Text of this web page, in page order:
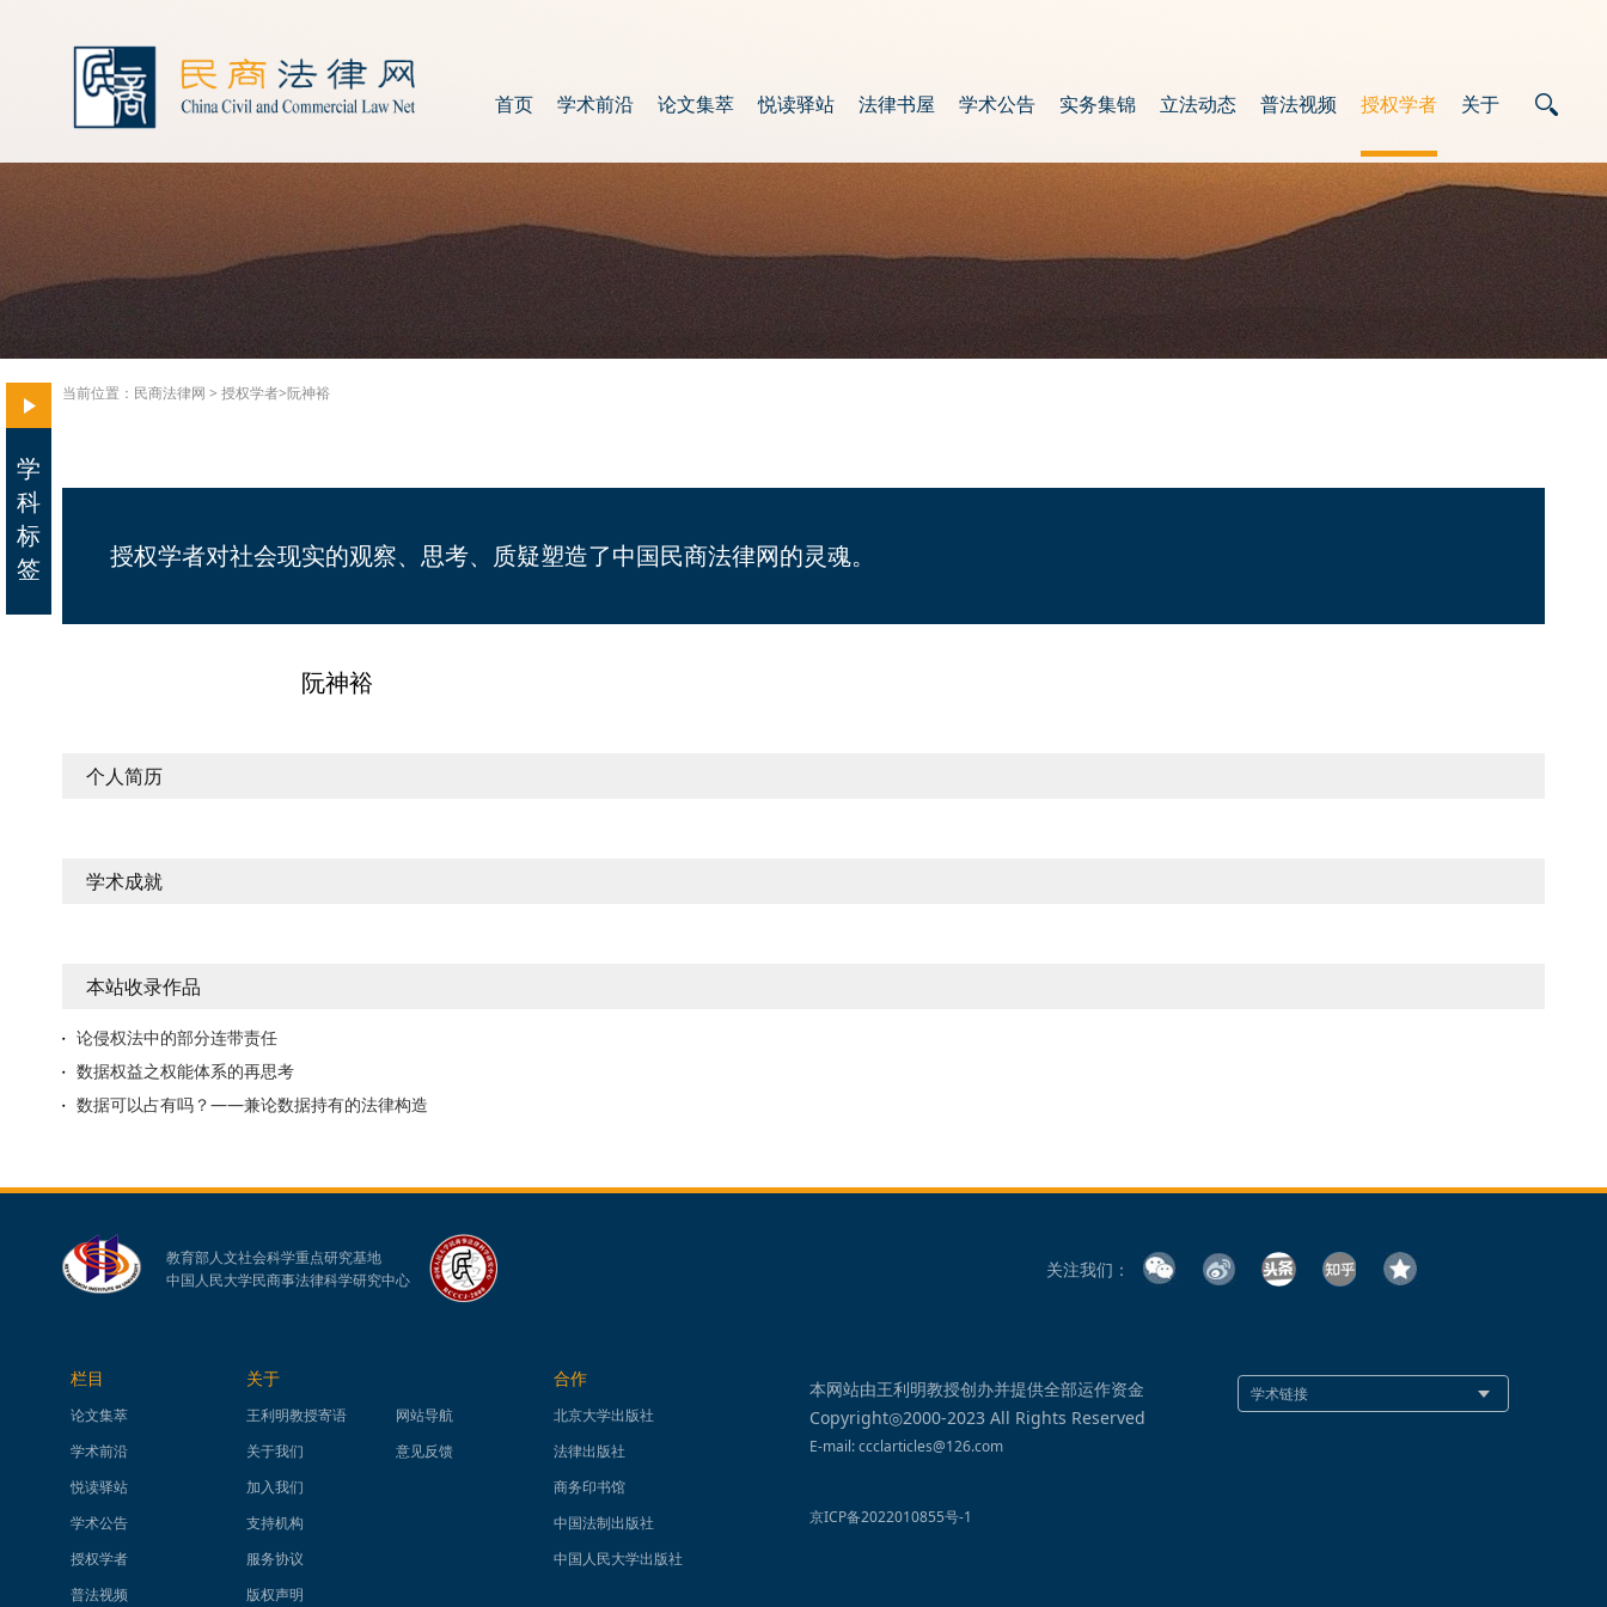
首页 学术前沿 论文集萃 悦读驿站 法律书屋 学术公告 实务集锦 立法动态 普法视频 授权学者 关于
当前位置： 民商法律网 > 授权学者>阮神裕
授权学者对社会现实的观察、思考、质疑塑造了中国民商法律网的灵魂。
阮神裕
个人简历
学术成就
本站收录作品
论侵权法中的部分连带责任
数据权益之权能体系的再思考
数据可以占有吗？——兼论数据持有的法律构造
教育部人文社会科学重点研究基地
中国人民大学民商事法律科学研究中心
栏目
论文集萃
学术前沿
悦读驿站
学术公告
授权学者
普法视频
关于
王利明教授寄语
关于我们
加入我们
支持机构
服务协议
版权声明
网站导航
意见反馈
合作
北京大学出版社
法律出版社
商务印书馆
中国法制出版社
中国人民大学出版社
关注我们：
本网站由王利明教授创办并提供全部运作资金
Copyright◎2000-2023 All Rights Reserved
E-mail: ccclarticles@126.com
京ICP备2022010855号-1
学
科
标
签